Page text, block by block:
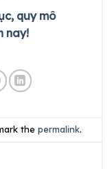
quy mô
nay!
thepermalink.